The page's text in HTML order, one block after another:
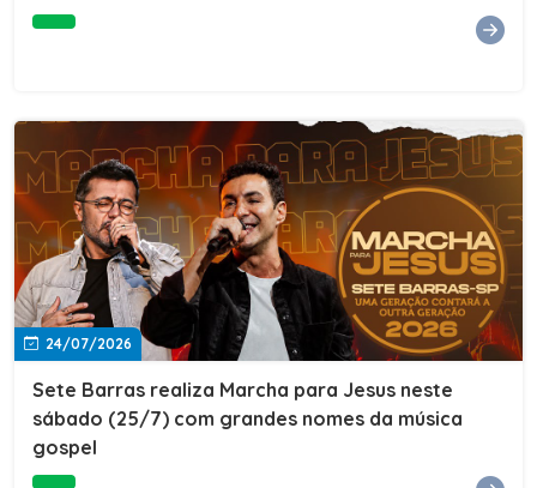
24/07/2026
Sete Barras realiza Marcha para Jesus neste
sábado (25/7) com grandes nomes da música
gospel